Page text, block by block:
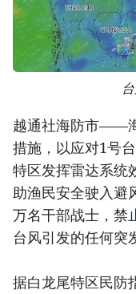
越通社海防市——
措施，以应对1号
特区发挥雷达系统
助渔民安全驶入避
万名干部战士，禁
台风引发的任何突
据白龙尾特区民防